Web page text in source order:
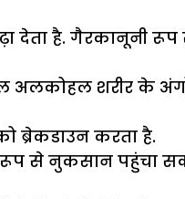
देता है. गैरकानूनी
अलकोहल शरीर के
ब्रेकडाउन करता है.
रूप से नुकसान पहुंचा